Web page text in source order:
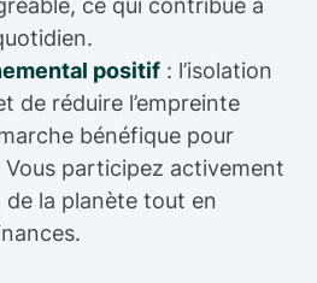
ce qui contribue à
positif : l’isolation
de réduire l’empreinte
bénéfique pour
Vous participez activement
la planète tout en